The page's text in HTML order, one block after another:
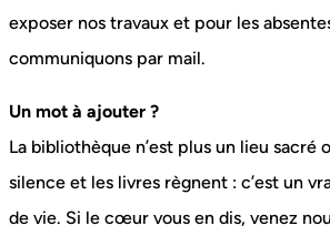
exposer nos travaux et pour les
communiquons par mail.
Un mot à ajouter ?
La bibliothèque n’est plus un lieu sacré
silence et les livres règnent : c’est un
de vie. Si le cœur vous en dis, venez